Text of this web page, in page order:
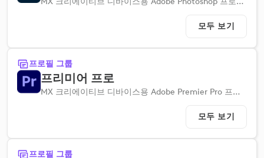
모두 보기
프로필 그룹
프리미어 프로
MX 크리에이티브 디바이스용 Adobe Premier Pro 프로필을 사용하면 빠르게 설정할 수 있으므로 워크플로우를 간소화할 수 있습니다.
모두 보기
프로필 그룹